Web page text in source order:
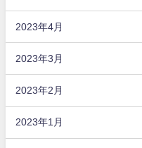
2023年4月
2023年3月
2023年2月
2023年1月